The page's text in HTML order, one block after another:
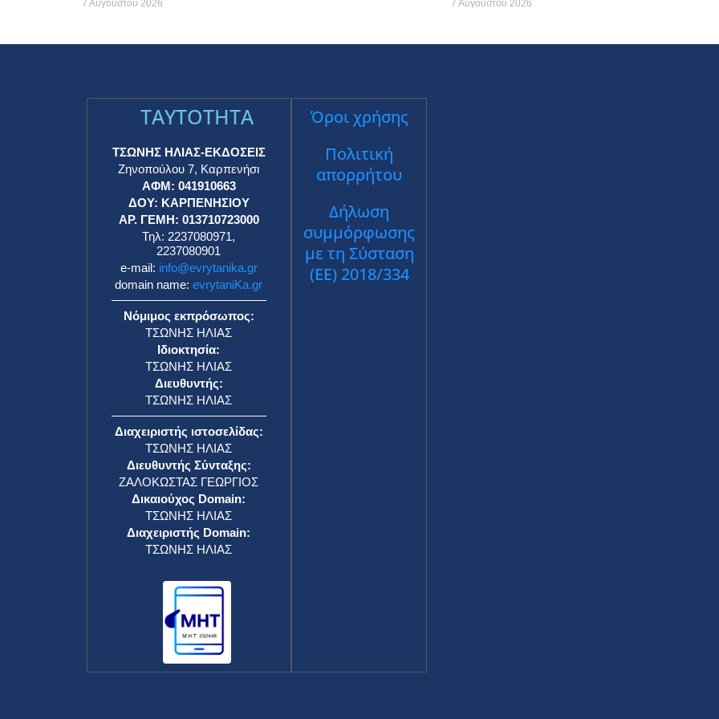
7 Αυγούστου 2026 7 Αυγούστου 2026
TAYTOTHTA
ΤΣΩΝΗΣ ΗΛΙΑΣ-ΕΚΔΟΣΕΙΣ
Ζηνοπούλου 7, Καρπενήσι
ΑΦΜ: 041910663
ΔΟΥ: ΚΑΡΠΕΝΗΣΙΟΥ
ΑΡ. ΓΕΜΗ: 013710723000
Τηλ: 2237080971,
2237080901
e-mail: info@evrytanika.gr
domain name:evrytaniKa.gr
Νόμιμος εκπρόσωπος:
ΤΣΩΝΗΣ ΗΛΙΑΣ
Ιδιοκτησία:
ΤΣΩΝΗΣ ΗΛΙΑΣ
Διευθυντής:
ΤΣΩΝΗΣ ΗΛΙΑΣ
Διαχειριστής ιστοσελίδας:
ΤΣΩΝΗΣ ΗΛΙΑΣ
Διευθυντής Σύνταξης:
ΖΑΛΟΚΩΣΤΑΣ ΓΕΩΡΓΙΟΣ
Δικαιούχος Domain:
ΤΣΩΝΗΣ ΗΛΙΑΣ
Διαχειριστής Domain:
ΤΣΩΝΗΣ ΗΛΙΑΣ
Όροι χρήσης
Πολιτική
απορρήτου
Δήλωση
συμμόρφωσης
με τη Σύσταση
(ΕΕ) 2018/334